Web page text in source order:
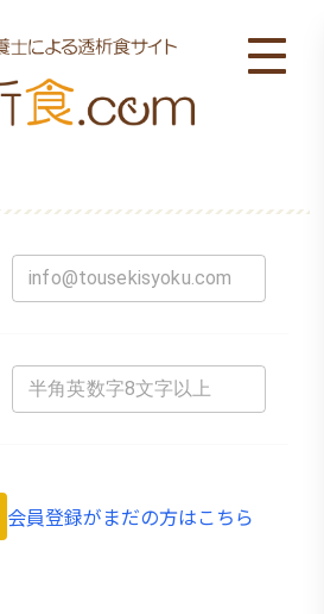
会員登録がまだの方はこちら